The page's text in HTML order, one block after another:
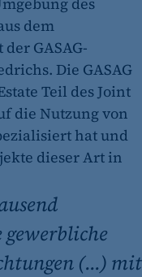
dem
GASAG-
Die GASAG
Teil des Joint
die Nutzung von
hat und
dieser Art in
(...) mit